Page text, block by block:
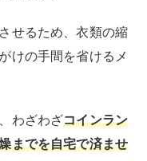
可能です。
ラム式洗濯機と、同
水量 水道代目安